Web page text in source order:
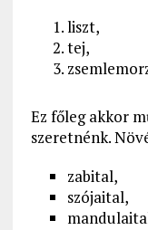
liszt,
tej,
Ez főleg akkor
szeretnénk.
zabital,
szójaital,